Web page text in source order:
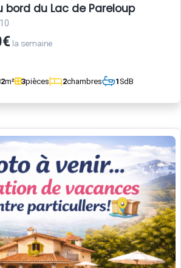
bord du Lac de Pareloup
la semaine
m² 3pièces 2chambres 1SdB